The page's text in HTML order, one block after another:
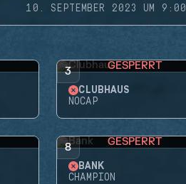
10. SEPTEMBER 2023 UM 9:00
3 GESPERRT
CLUBHAUS
NOCAP
8 GESPERRT
BANK
CHAMPION